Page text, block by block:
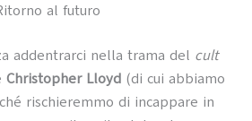
al futuro
addentrarci nella trama del cult
Christopher Lloyd (di cui abbiamo
rischieremmo di incappare in